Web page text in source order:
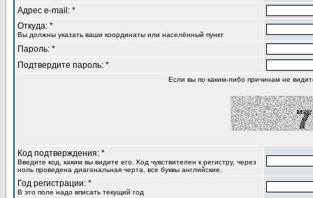
Адрес e-mail: *
Откуда: *
Вы должны указать ваши координаты или населённый пункт
Пароль: *
Подтвердите пароль: *
Если вы по каким-либо причинам не
Код подтверждения: *
Введите код, каким вы видите его. Код чувствителен к регистру, через
ноль проведена диагональная черта, все буквы английские.
Год регистрации: *
В это поле надо вписать текущий год